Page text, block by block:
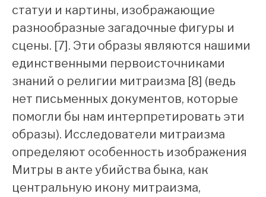
статуи и картины, изображающие
разнообразные загадочные фигуры и
сцены. [7]. Эти образы являются нашими
единственными первоисточниками
знаний о религии митраизма [8] (ведь
нет письменных документов, которые
помогли бы нам интерпретировать эти
образы). Исследователи митраизма
определяют особенность изображения
Митры в акте убийства быка, как
центральную икону митраизма,